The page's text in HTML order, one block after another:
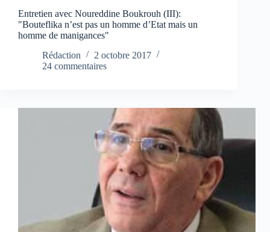
Entretien avec Noureddine Boukrouh (III):
"Bouteflika n’est pas un homme d’Etat mais un
homme de manigances"
Rédaction
2 octobre 2017
24 commentaires